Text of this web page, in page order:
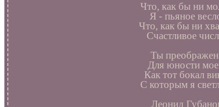
Что, как бы ни
Я - пьяное
Что, как бы ни
Счастливое
Ты
Для юности
Как тот бокал
С которым я
Леонид